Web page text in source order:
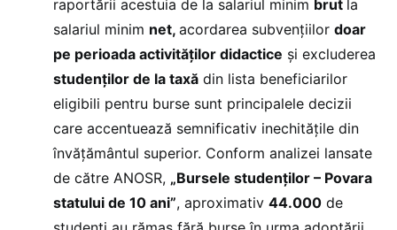
raportării acestuia de la salariul minim brut la
salariul minim net, acordarea subvențiilor doar
pe perioada activităților didactice și excluderea
studenților de la taxă din lista beneficiarilor
eligibili pentru burse sunt principalele decizii
care accentuează semnificativ inechitățile din
învățământul superior. Conform analizei lansate
de către ANOSR, „Bursele studenților – Povara
statului de 10 ani”, aproximativ 44.000 de